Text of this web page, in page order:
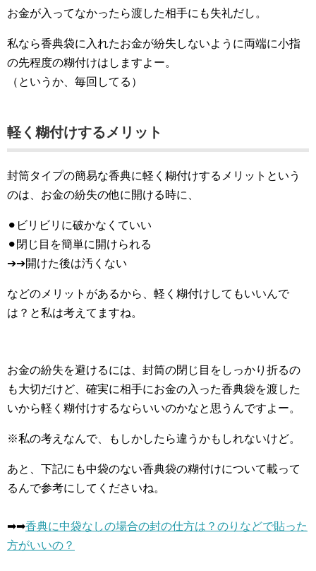
お金が入ってなかったら渡した相手にも失礼だし。
私なら香典袋に入れたお金が紛失しないように両端に小指
の先程度の糊付けはしますよー。
（というか、毎回してる）
軽く糊付けするメリット
封筒タイプの簡易な香典に軽く糊付けするメリットという
のは、お金の紛失の他に開ける時に、
⚫︎ビリビリに破かなくていい
⚫︎閉じ目を簡単に開けられる
➔➔開けた後は汚くない
などのメリットがあるから、軽く糊付けしてもいいんで
は？と私は考えてますね。
お金の紛失を避けるには、封筒の閉じ目をしっかり折るの
も大切だけど、確実に相手にお金の入った香典袋を渡した
いから軽く糊付けするならいいのかなと思うんですよー。
※私の考えなんで、もしかしたら違うかもしれないけど。
あと、下記にも中袋のない香典袋の糊付けについて載って
るんで参考にしてくださいね。
➡︎➡︎香典に中袋なしの場合の封の仕方は？のりなどで貼った
方がいいの？